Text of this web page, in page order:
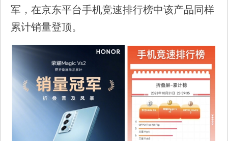
军，在京东平台手机竞速排行榜中该产品同样
累计销量登顶。